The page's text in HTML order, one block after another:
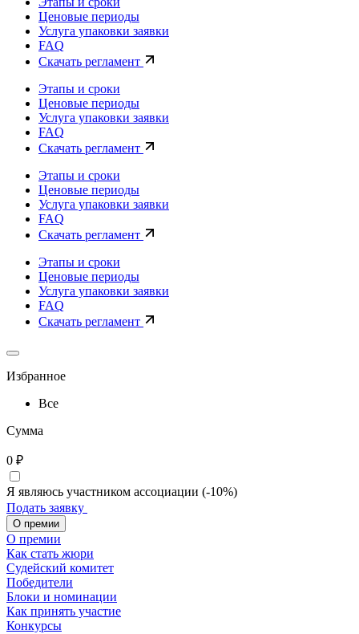
Ценовые периоды
Услуга упаковки заявки
FAQ
Скачать регламент
Этапы и сроки
Ценовые периоды
Услуга упаковки заявки
FAQ
Скачать регламент
Этапы и сроки
Ценовые периоды
Услуга упаковки заявки
FAQ
Скачать регламент
Этапы и сроки
Ценовые периоды
Услуга упаковки заявки
FAQ
Скачать регламент
Избранное
Все
Сумма
0 ₽
Я являюсь участником ассоциации (-10%)
Подать заявку
О премии
О премии
Как стать жюри
Судейский комитет
Победители
Блоки и номинации
Как принять участие
Конкурсы